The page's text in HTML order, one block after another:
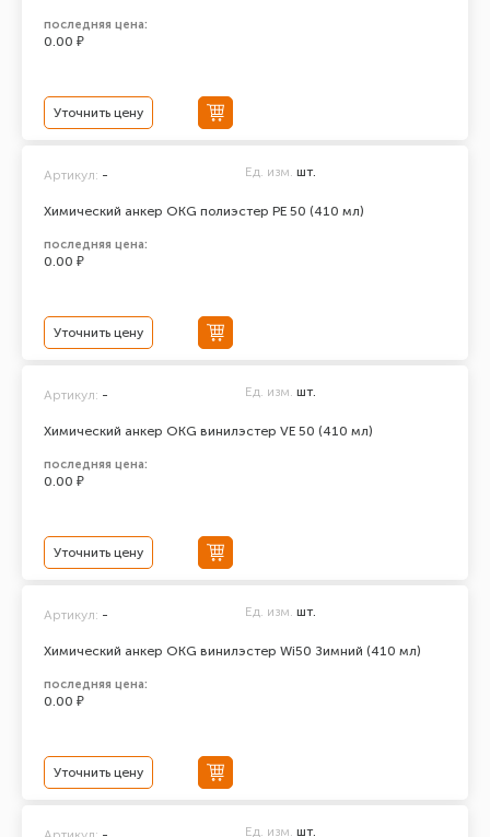
последняя цена:
0.00 ₽
Уточнить цену
Химический анкер ОКG полиэстер РЕ 50 (410 мл)
Артикул: - Ед. изм. шт.
последняя цена:
0.00 ₽
Уточнить цену
Химический анкер ОКG винилэстер VE 50 (410 мл)
Артикул: - Ед. изм. шт.
последняя цена:
0.00 ₽
Уточнить цену
Химический анкер ОКG винилэстер Wi50 Зимний (410 мл)
Артикул: - Ед. изм. шт.
последняя цена:
0.00 ₽
Уточнить цену
Ед. изм. шт.